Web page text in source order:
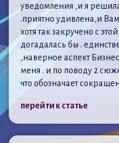
уведомления ,и я
.приятно удивлена,и
хотя так закручено с
догадалась бы .
,наверное аспект
меня . и по поводу 2
что обозначает
перейти к статье